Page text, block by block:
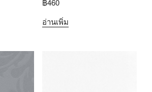
฿460
อ่านเพิ่ม